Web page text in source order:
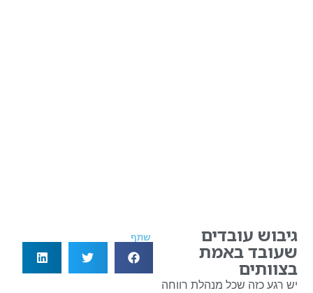
גיבוש עובדים
שעובד באמת
בצוותים
יש רגע כזה שכל מנהלת רווחה
שתף